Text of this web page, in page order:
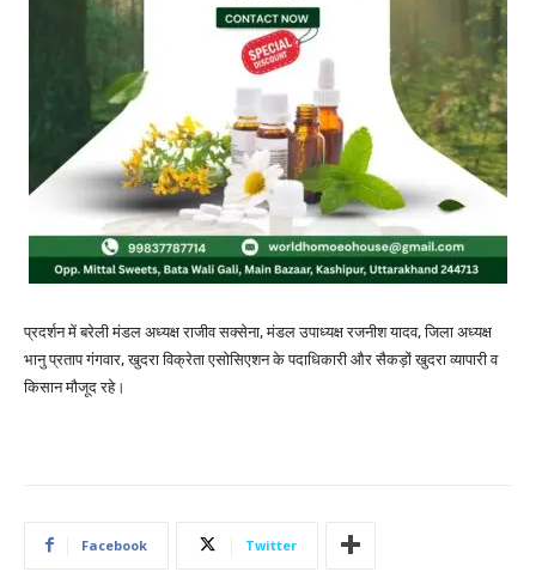
प्रदर्शन में बरेली मंडल अध्यक्ष राजीव सक्सेना, मंडल उपाध्यक्ष रजनीश यादव, जिला अध्यक्ष
भानु प्रताप गंगवार, खुदरा विक्रेता एसोसिएशन के पदाधिकारी और सैकड़ों खुदरा व्यापारी व
किसान मौजूद रहे।
Facebook Twitter